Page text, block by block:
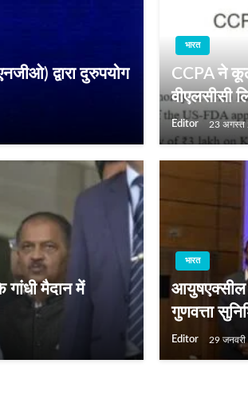
द्वारा दुरुपयोग
भारत
CCPA ने
वीएलसीसी
Editor 23 अगस्त
मैदान में
भारत
आयुषएक्सील
गुणवत्ता
Editor 29